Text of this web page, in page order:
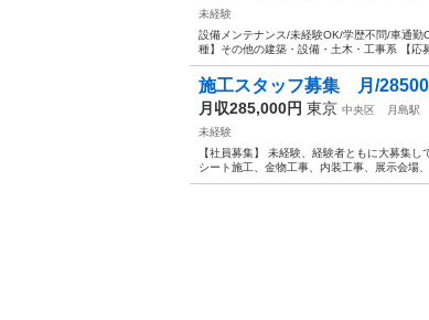
未経験
設備メンテナンス/未経験OK/学歴不問/車通
種】その他の建築・設備・土木・工事系 【応
施工スタッフ募集 月/
月収285,000円 東京 中央区 月島駅
未経験
【社員募集】 未経験、経験者ともに大募集
シート施工、金物工事、内装工事、展示会場